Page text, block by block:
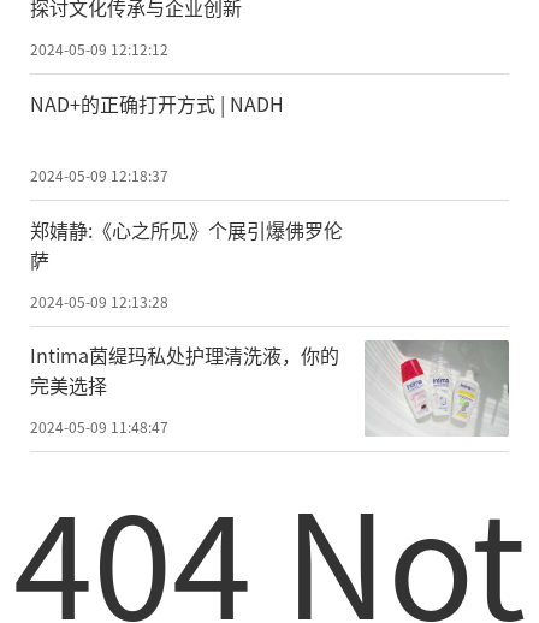
探讨文化传承与企业创新
2024-05-09 12:12:12
NAD+的正确打开方式 | NADH
2024-05-09 12:18:37
郑婧静:《心之所见》个展引爆佛罗伦
萨
2024-05-09 12:13:28
Intima茵缇玛私处护理清洗液，你的
完美选择
2024-05-09 11:48:47
404 Not